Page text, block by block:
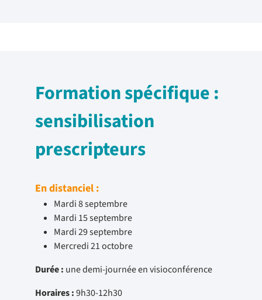
Formation spécifique :
sensibilisation
prescripteurs
En distanciel :
Mardi 8 septembre
Mardi 15 septembre
Mardi 29 septembre
Mercredi 21 octobre
Durée : une demi-journée en visioconférence
Horaires :9h30-12h30